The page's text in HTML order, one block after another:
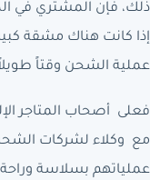
ذلك، فإن المشتري في
إذا كانت هناك مشقة
عملية الشحن وقتاً
فعلى أصحاب المتاجر
مع وكلاء لشركات
عملياتهم بسلاسة